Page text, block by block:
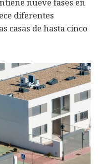
nueve fases en
diferentes
casas de hasta cinco